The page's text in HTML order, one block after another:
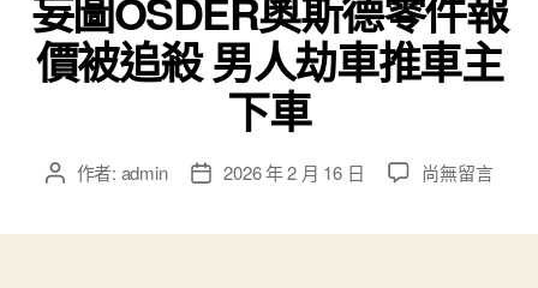
價被追殺 男人劫車推車主
下車
文 作者: admin
文 2026 年 2 月 16 日
在
尚無留言